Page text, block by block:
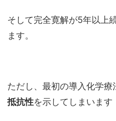
そして完全寛解が5年以上
ます。
ただし、最初の導入化学療
抵抗性を示してしまいます